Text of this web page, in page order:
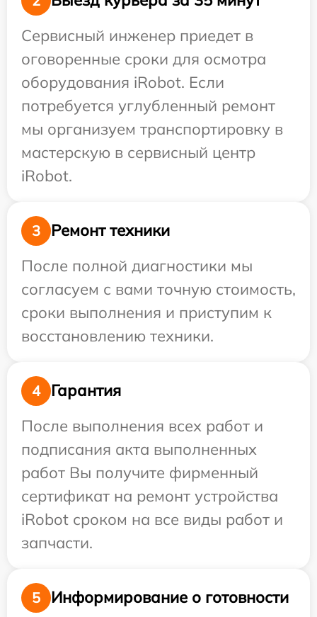
Сервисный инженер приедет в
оговоренные сроки для осмотра
оборудования iRobot. Если
потребуется углубленный ремонт
мы организуем транспортировку в
мастерскую в сервисный центр
iRobot.
3
Ремонт техники
После полной диагностики мы
согласуем с вами точную стоимость,
сроки выполнения и приступим к
восстановлению техники.
4
Гарантия
После выполнения всех работ и
подписания акта выполненных
работ Вы получите фирменный
сертификат на ремонт устройства
iRobot сроком на все виды работ и
запчасти.
5
Информирование о готовности